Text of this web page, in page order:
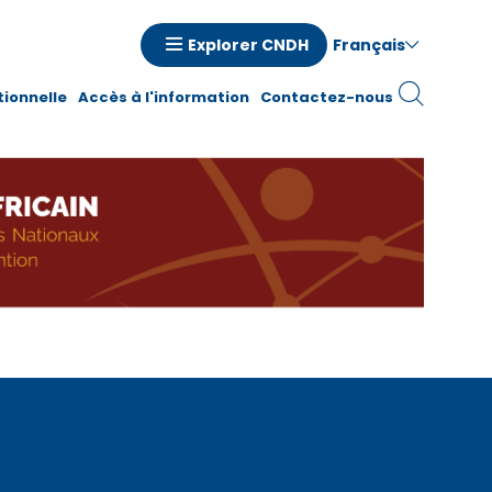
Explorer CNDH Français
Accès à l'information Contactez-nous